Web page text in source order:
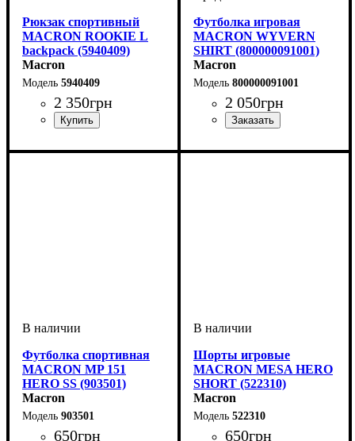
Рюкзак спортивный
MACRON ROOKIE L
backpack (5940409)
Macron
5940409
2 350грн
Футболка игровая
MACRON WYVERN
SHIRT (800000091001)
Macron
800000091001
2 050грн
Мужской
Футболка спортивная
MACRON MP 151
HERO SS (903501)
Macron
903501
650грн
Шорты игровые
MACRON MESA HERO
SHORT (522310)
Macron
522310
650грн